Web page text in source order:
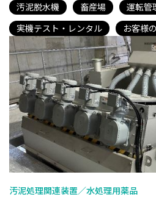
汚泥脱水機 畜産場
運転管
実機テスト・レンタル
お客様
汚泥処理関連装置／水処理用薬品